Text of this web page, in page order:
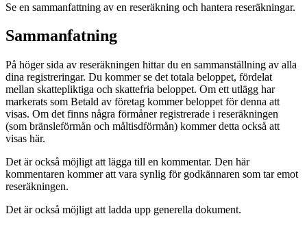
Se en sammanfattning av en reseräkning och hantera reseräkningar.
Sammanfatning
På höger sida av reseräkningen hittar du en sammanställning av alla
dina registreringar. Du kommer se det totala beloppet, fördelat
mellan skattepliktiga och skattefria beloppet. Om ett utlägg har
markerats som Betald av företag kommer beloppet för denna att
visas. Om det finns några förmåner registrerade i reseräkningen
(som bränsleförmån och måltisdförmån) kommer detta också att
visas här.
Det är också möjligt att lägga till en kommentar. Den här
kommentaren kommer att vara synlig för godkännaren som tar emot
reseräkningen.
Det är också möjligt att ladda upp generella dokument.